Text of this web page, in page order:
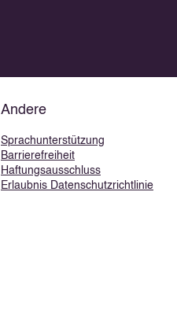
Andere
Sprachunterstützung
Barrierefreiheit
Haftungsausschluss
Erlaubnis Datenschutzrichtlinie